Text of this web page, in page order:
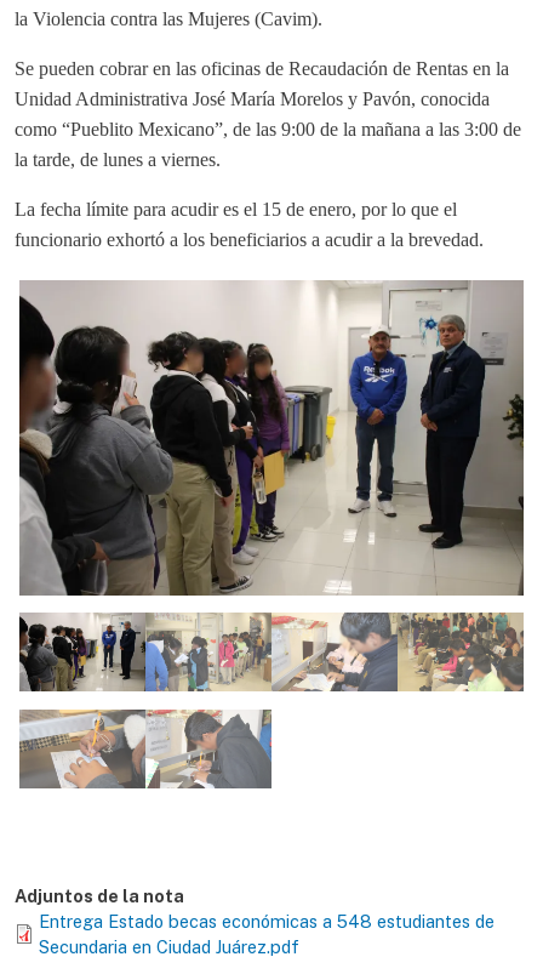
la Violencia contra las Mujeres (Cavim).
Se pueden cobrar en las oficinas de Recaudación de Rentas en la
Unidad Administrativa José María Morelos y Pavón, conocida
como “Pueblito Mexicano”, de las 9:00 de la mañana a las 3:00 de
la tarde, de lunes a viernes.
La fecha límite para acudir es el 15 de enero, por lo que el
funcionario exhortó a los beneficiarios a acudir a la brevedad.
Adjuntos de la nota
Entrega Estado becas económicas a 548 estudiantes de
Secundaria en Ciudad Juárez.pdf